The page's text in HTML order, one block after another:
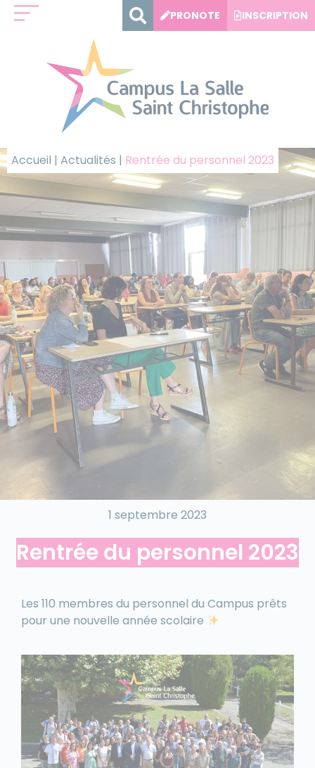
PRONOTE INSCRIPTION
Accueil | Actualités | Rentrée du personnel 2023
1 septembre 2023
Rentrée du personnel 2023
Les 110 membres du personnel du Campus prêts
pour une nouvelle année scolaire
Panneau de gestion des cookies